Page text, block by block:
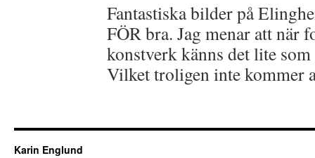
Fantastiska bilder på
FÖR bra. Jag menar att när
konstverk känns det lite
Vilket troligen inte
Karin Englund